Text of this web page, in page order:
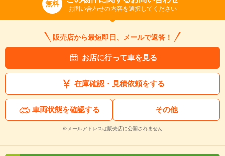
無料
お問い合わせの内容を選択してください
販売店から最短即日、メールで返答！
お店に行って車を見る
在庫確認・見積依頼をする
車両状態を確認する その他
※メールアドレスは販売店に公開されません
入力途中の情報を保存しますか？
※保存された情報は
日で破棄されます
いいえ はい